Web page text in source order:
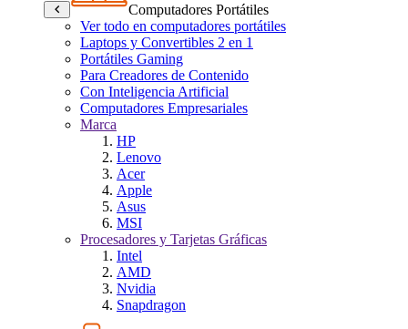
Computadores Portátiles
Ver todo en computadores portátiles
Laptops y Convertibles 2 en 1
Portátiles Gaming
Para Creadores de Contenido
Con Inteligencia Artificial
Computadores Empresariales
Marca
HP
Lenovo
Acer
Apple
Asus
MSI
Procesadores y Tarjetas Gráficas
Intel
AMD
Nvidia
Snapdragon